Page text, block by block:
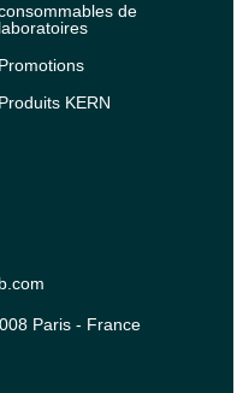
de
laboratoires
Promotions
Produits KERN
Paris - France